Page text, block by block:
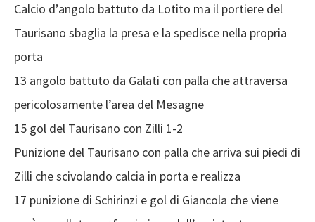
Calcio d’angolo battuto da Lotito ma il portiere del
Taurisano sbaglia la presa e la spedisce nella propria
porta
13 angolo battuto da Galati con palla che attraversa
pericolosamente l’area del Mesagne
15 gol del Taurisano con Zilli 1-2
Punizione del Taurisano con palla che arriva sui piedi di
Zilli che scivolando calcia in porta e realizza
17 punizione di Schirinzi e gol di Giancola che viene